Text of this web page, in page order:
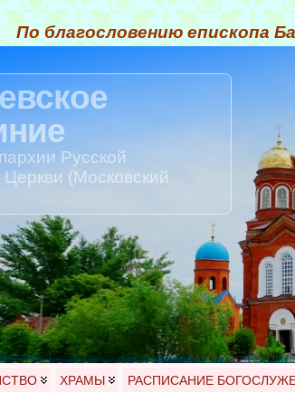
По благословению епископа
Русской
(Московский
ХРАМЫ РАСПИСАНИЕ